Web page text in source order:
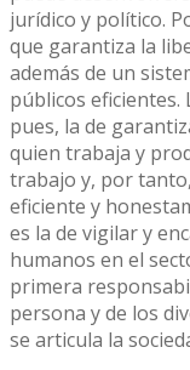
jurídico y político.
que garantiza la
además de un
públicos eficientes.
pues, la de
quien trabaja y
trabajo y, por
eficiente y
es la de vigilar y
humanos en el
primera
persona y de los
se articula la